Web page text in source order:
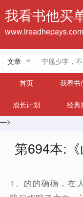
我看书他买
www.ireadhepays.com
首页
我看书
成长计划 经典
—>
第694本:
1、的的确确，在